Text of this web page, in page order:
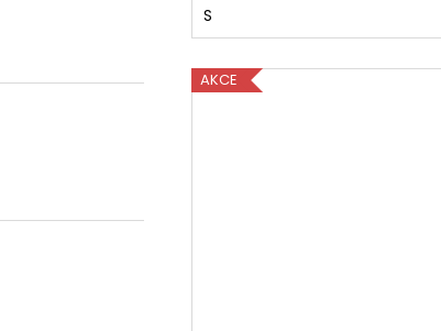
S
AKCE